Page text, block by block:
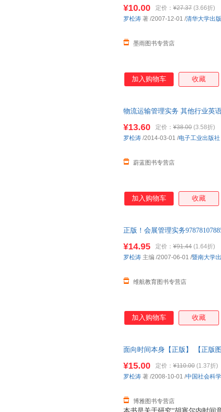
¥10.00 定价： ¥27.37 (3.66折)
墨雨图书专营店
罗松涛 著 /2007-12-01 /清华大学出
加入购物车 收藏
物流运输管理实务 其他行业英
¥13.60 定价： ¥38.00 (3.58折)
蔚蓝图书专营店
罗松涛 /2014-03-01 /电子工业出版社
加入购物车 收藏
正版！会展管理实务
¥14.95 定价： ¥91.44 (1.64折)
维航教育图书专营店
罗松涛 主编 /2007-06-01 /暨南大学
加入购物车 收藏
面向时间本身【正版】 【正版
¥15.00 定价： ¥110.00 (1.37折)
博雅图书专营店
罗松涛 著 /2008-10-01 /中国社会科